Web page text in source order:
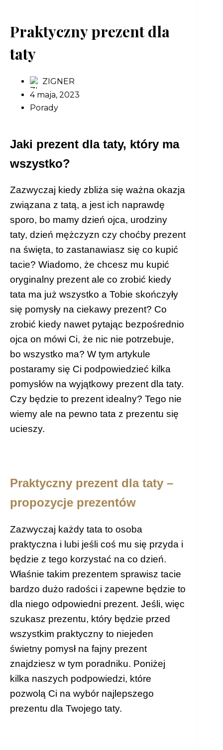
Praktyczny prezent dla
taty
ZIGNER
4 maja, 2023
Porady
Jaki prezent dla taty, który ma
wszystko?
Zazwyczaj kiedy zbliża się ważna okazja
związana z tatą, a jest ich naprawdę
sporo, bo mamy dzień ojca, urodziny
taty, dzień mężczyzn czy choćby prezent
na święta, to zastanawiasz się co kupić
tacie? Wiadomo, że chcesz mu kupić
oryginalny prezent ale co zrobić kiedy
tata ma już wszystko a Tobie skończyły
się pomysły na ciekawy prezent? Co
zrobić kiedy nawet pytając bezpośrednio
ojca on mówi Ci, że nic nie potrzebuje,
bo wszystko ma? W tym artykule
postaramy się Ci podpowiedzieć kilka
pomysłów na wyjątkowy prezent dla taty.
Czy będzie to prezent idealny? Tego nie
wiemy ale na pewno tata z prezentu się
ucieszy.
Praktyczny prezent dla taty –
propozycje prezentów
Zazwyczaj każdy tata to osoba
praktyczna i lubi jeśli coś mu się przyda i
będzie z tego korzystać na co dzień.
Właśnie takim prezentem sprawisz tacie
bardzo dużo radości i zapewne będzie to
dla niego odpowiedni prezent. Jeśli, więc
szukasz prezentu, który będzie przed
wszystkim praktyczny to niejeden
świetny pomysł na fajny prezent
znajdziesz w tym poradniku. Poniżej
kilka naszych podpowiedzi, które
pozwolą Ci na wybór najlepszego
prezentu dla Twojego taty.